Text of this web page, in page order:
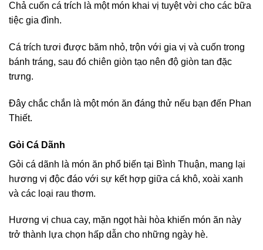
Chả cuốn cá trích là một món khai vị tuyệt vời cho các bữa
tiệc gia đình.
Cá trích tươi được băm nhỏ, trộn với gia vị và cuốn trong
bánh tráng, sau đó chiên giòn tạo nên độ giòn tan đặc
trưng.
Đây chắc chắn là một món ăn đáng thử nếu bạn đến Phan
Thiết.
Gỏi Cá Dãnh
Gỏi cá dãnh là món ăn phổ biến tại Bình Thuận, mang lại
hương vị độc đáo với sự kết hợp giữa cá khô, xoài xanh
và các loại rau thơm.
Hương vị chua cay, mặn ngọt hài hòa khiến món ăn này
trở thành lựa chọn hấp dẫn cho những ngày hè.